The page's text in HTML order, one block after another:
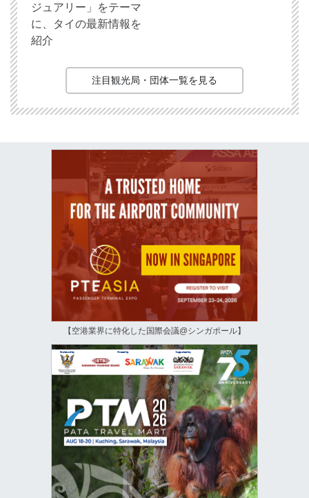
ジュアリー」をテーマ
に、タイの最新情報を
紹介
注目観光局・団体一覧を見る
【空港業界に特化した国際会議@シンガポール】